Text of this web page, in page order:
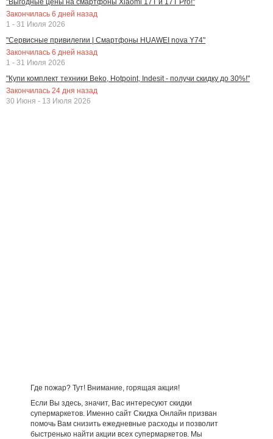
Закончилась 6 дней назад
1 - 31 Июля 2026
"Сервисные привилегии | Смартфоны HUAWEI nova Y74"
Закончилась 6 дней назад
1 - 31 Июля 2026
"Купи комплект техники Beko, Hotpoint, Indesit - получи скидку до 30%!"
Закончилась 24 дня назад
30 Июня - 13 Июля 2026
Где пожар? Тут! Внимание, горящая акция!
Если Вы здесь, значит, Вас интересуют скидки
супермаркетов. Именно сайт Скидка Онлайн призван
помочь Вам снизить ежедневные расходы и позволит
быстренько найти акции всех супермаркетов. Мы